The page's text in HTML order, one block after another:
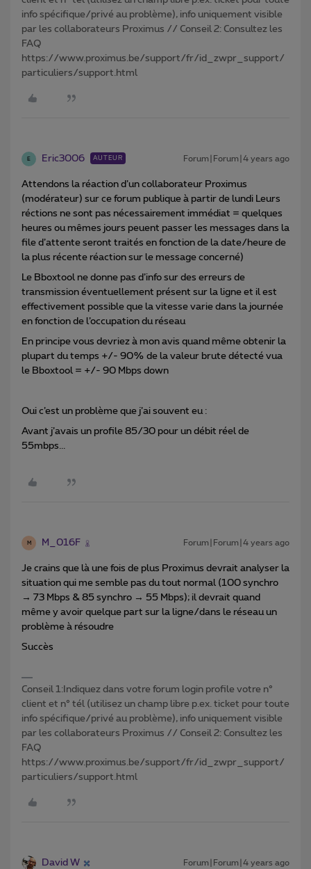
info spécifique/privé au problème), info uniquement visible
par les collaborateurs Proximus // Conseil 2: Consultez les
FAQ
https://www.proximus.be/support/fr/id_zwpr_support/
particuliers/support.html
E Eric3006 AUTEUR Forum|Forum|4 years ago
Attendons la réaction d’un collaborateur Proximus
(modérateur) sur ce forum publique à partir de lundi Leurs
réctions ne sont pas nécessairement immédiat = quelques
heures ou mêmes jours peuent passer les messages dans la
file d’attente seront traités en fonction de la date/heure de
la plus récente réaction sur le message concerné)
Le Bboxtool ne donne pas d’info sur des erreurs de
transmission éventuellement présent sur la ligne et il est
effectivement possible que la vitesse varie dans la journée
en fonction de l’occupation du réseau
En principe vous devriez à mon avis quand même obtenir la
plupart du temps +/- 90% de la valeur brute détecté vua
le Bboxtool = +/- 90 Mbps down
Oui c’est un problème que j’ai souvent eu :
Avant j’avais un profile 85/30 pour un débit réel de
55mbps...
M M_016F Forum|Forum|4 years ago
Je crains que là une fois de plus Proximus devrait analyser la
situation qui me semble pas du tout normal (100 synchro
→ 73 Mbps & 85 synchro → 55 Mbps); il devrait quand
même y avoir quelque part sur la ligne/dans le réseau un
problème à résoudre
Succès
Conseil 1:Indiquez dans votre forum login profile votre n°
client et n° tél (utilisez un champ libre p.ex. ticket pour toute
info spécifique/privé au problème), info uniquement visible
par les collaborateurs Proximus // Conseil 2: Consultez les
FAQ
https://www.proximus.be/support/fr/id_zwpr_support/
particuliers/support.html
David W Forum|Forum|4 years ago